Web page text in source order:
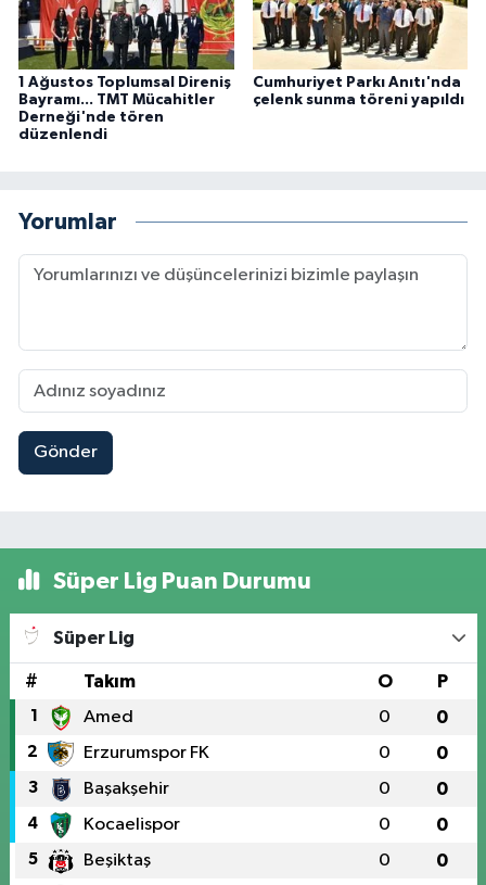
1 Ağustos Toplumsal Direniş
Bayramı... TMT Mücahitler
Derneği'nde tören
düzenlendi
Cumhuriyet Parkı Anıtı'nda
çelenk sunma töreni yapıldı
Yorumlar
Gönder
Süper Lig Puan Durumu
Süper Lig
# Takım O P
1 Amed 0 0
2 Erzurumspor FK 0 0
3 Başakşehir 0 0
4 Kocaelispor 0 0
5 Beşiktaş 0 0